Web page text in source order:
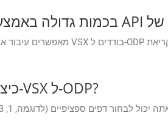
כיצד אוכל להמיר רק דפים ספציפיים או טווח דפים מ-VSX ל-ODP?